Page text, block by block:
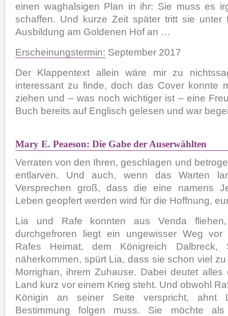
einen waghalsigen Plan in ihr: Sie muss es
schaffen. Und kurze Zeit später tritt sie unter
Ausbildung am Goldenen Hof an …
Erscheinungstermin: September 2017
Der Klappentext allein wäre mir zu
interessant zu finde, doch das Cover konnte
ziehen und – was noch wichtiger ist – eine
Buch bereits auf Englisch gelesen und war
Mary E. Peaeson: Die Gabe der Auserwählten
Verraten von den Ihren, geschlagen und
entlarven. Und auch, wenn das Warten
Versprechen groß, dass die eine namens
Leben geopfert werden wird für die Hoffnung,
Lia und Rafe konnten aus Venda
durchgefroren liegt ein ungewisser Weg
Rafes Heimat, dem Königreich Dalbreck,
näherkommen, spürt Lia, dass sie schon viel
Morrighan, ihrem Zuhause. Dabei deutet
Land kurz vor einem Krieg steht. Und obwohl
Königin an seiner Seite verspricht, ahnt
Bestimmung folgen muss. Sie möchte